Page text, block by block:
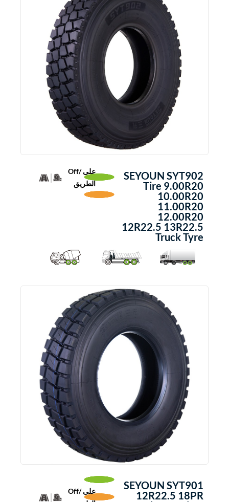
SEYOUN SYT902
Tire 9.00R20
10.00R20
11.00R20
12.00R20
12R22.5 13R22.5
Truck Tyre
على /Off
الطريق
SEYOUN SYT901
12R22.5 18PR
على /Off